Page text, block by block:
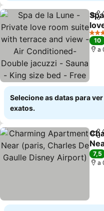
4
10
a
Selecione as datas para
exatos.
7,5
a